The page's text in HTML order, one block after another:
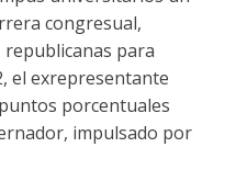
congresual,
para
el exrepresentante
porcentuales
impulsado por